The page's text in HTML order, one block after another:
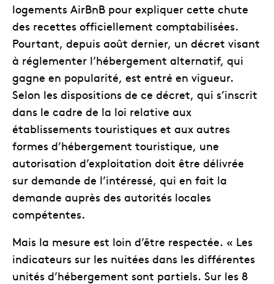
logements AirBnB pour expliquer cette chute
des recettes officiellement comptabilisées.
Pourtant, depuis août dernier, un décret visant
à réglementer l’hébergement alternatif, qui
gagne en popularité, est entré en vigueur.
Selon les dispositions de ce décret, qui s’inscrit
dans le cadre de la loi relative aux
établissements touristiques et aux autres
formes d’hébergement touristique, une
autorisation d’exploitation doit être délivrée
sur demande de l’intéressé, qui en fait la
demande auprès des autorités locales
compétentes.
Mais la mesure est loin d’être respectée. « Les
indicateurs sur les nuitées dans les différentes
unités d’hébergement sont partiels. Sur les 8